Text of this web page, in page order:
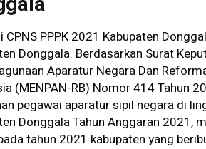
CPNS PPPK 2021 Kabupaten
Donggala. Berdasarkan Surat
Aparatur Negara Dan
(MENPAN-RB) Nomor 414 Tahun
pegawai aparatur sipil negara di
Donggala Tahun Anggaran 2021,
tahun 2021 kabupaten yang